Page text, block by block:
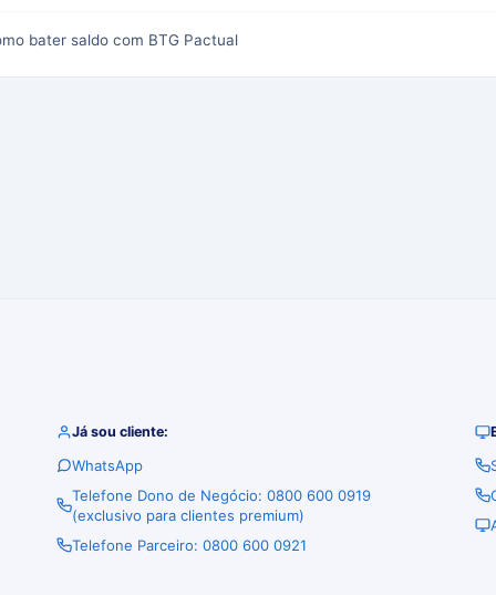
bater saldo com BTG Pactual
Já sou cliente:
WhatsApp
Telefone Dono de Negócio: 0800 600 0919
(exclusivo para clientes premium)
Telefone Parceiro: 0800 600 0921